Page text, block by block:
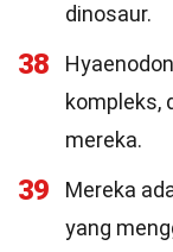
dinosaur.
38
kompleks,
mereka.
39
Mereka
yang